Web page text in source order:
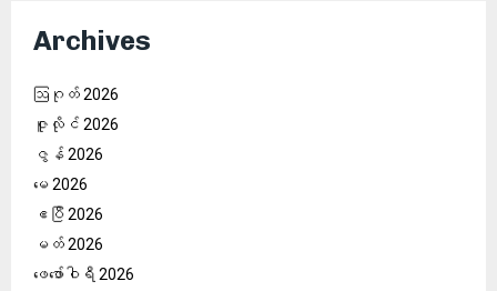
Archives
ဩဂုတ် 2026
ဇူလိုင် 2026
ဇွန် 2026
မေ 2026
ဧပြီ 2026
မတ် 2026
ဖေ‌ဖော်ဝါရီ 2026